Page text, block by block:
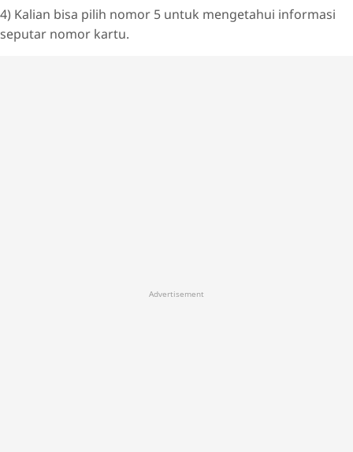
4) Kalian bisa pilih nomor 5 untuk mengetahui informasi
seputar nomor kartu.
Advertisement